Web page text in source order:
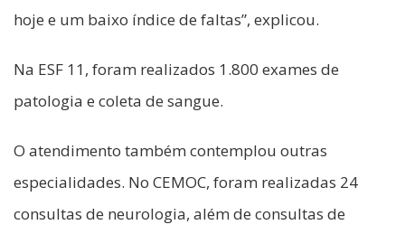
hoje e um baixo índice de faltas”, explicou.
Na ESF 11, foram realizados 1.800 exames de
patologia e coleta de sangue.
O atendimento também contemplou outras
especialidades. No CEMOC, foram realizadas 24
consultas de neurologia, além de consultas de